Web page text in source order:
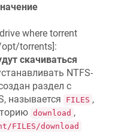
mipselsf-
authn_file.
where torrent
torrents]:
скачиваться
NTFS-
раздел с
называется
FILES ,
download ,
FILES/download